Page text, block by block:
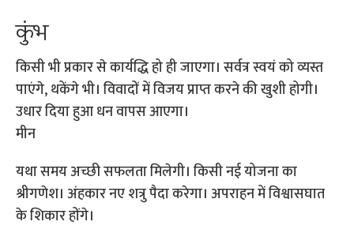
कुंभ
किसी भी प्रकार से कार्यद्धि हो ही जाएगा। सर्वत्र स्वयं को व्यस्त
पाएंगे, थकेंगे भी। विवादों में विजय प्राप्त करने की खुशी होगी।
उधार दिया हुआ धन वापस आएगा।
मीन
यथा समय अच्छी सफलता मिलेगी। किसी नई योजना का
श्रीगणेश। अंहकार नए शत्रु पैदा करेगा। अपराहन में विश्वासघात
के शिकार होंगे।